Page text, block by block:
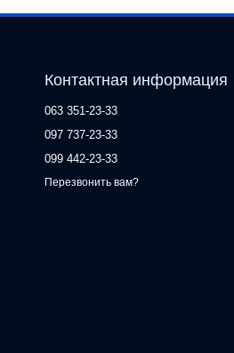
Контактная информация
063 351-23-33
097 737-23-33
099 442-23-33
Перезвонить вам?